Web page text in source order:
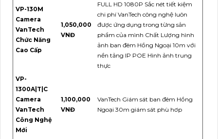
VP-130M
Camera
VanTech
Chức Năng
Cao Cấp
1,050,000
VNĐ
FULL HD 1080P Sắc nét tiết kiệm
chi phí VanTech công nghệ luôn
được ứng dụng trong từng sản
phẩm của mình Chất Lượng hình
ảnh ban đêm Hồng Ngoại 10m với
nền tảng IP POE Hình ảnh trung
thực
VP-
1300A|T|C
Camera
VanTech
Công Nghệ
Mới
1,100,000
VNĐ
VanTech Giám sát ban đêm Hồng
Ngoại 30m giám sát phù hơp